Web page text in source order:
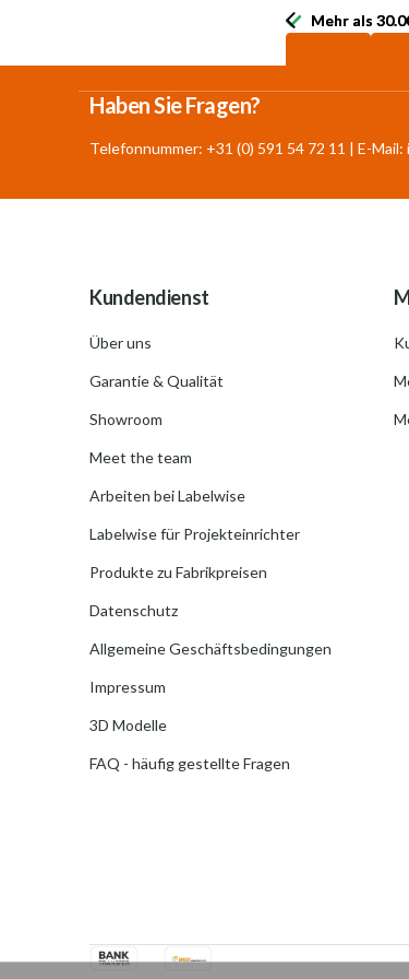
Mehr als
Mehr als
Haben Sie Fragen?
Telefonnummer: +31 (0) 591 54 72 11 | E-Mail:
Kundendienst
Über uns
Garantie & Qualität
Showroom
Meet the team
Arbeiten bei Labelwise
Labelwise für Projekteinrichter
Produkte zu Fabrikpreisen
Datenschutz
Allgemeine Geschäftsbedingungen
Impressum
3D Modelle
FAQ - häufig gestellte Fragen